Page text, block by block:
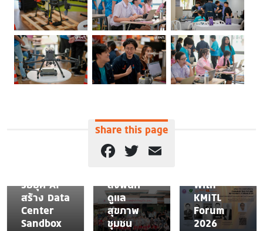
Share this page
Facebook
Twitter
รับยุค AI
สร้าง Data
Center
Sandbox
NEWS
สจล.
ชุมพร
สุขภาพ
เดินหน้า
โครงการ
“Living
ลงพื้นที่
ดูแล
สุขภาพ
ชุมชน
NEWS
With
KMITL
Forum
2026